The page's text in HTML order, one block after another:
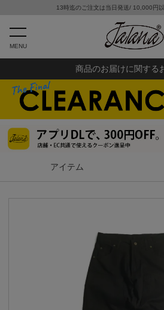
13時迄のご注文は当日発送/ 10,000円
MENU
商品のお届けに関する
アイテム